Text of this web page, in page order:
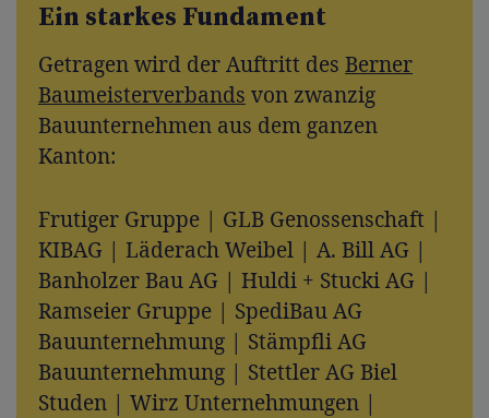
Ein starkes Fundament
Getragen wird der Auftritt des Berner
Baumeisterverbands von zwanzig
Bauunternehmen aus dem ganzen
Kanton:
Frutiger Gruppe | GLB Genossenschaft |
KIBAG | Läderach Weibel | A. Bill AG |
Banholzer Bau AG | Huldi + Stucki AG |
Ramseier Gruppe | SpediBau AG
Bauunternehmung | Stämpfli AG
Bauunternehmung | Stettler AG Biel
Studen | Wirz Unternehmungen |